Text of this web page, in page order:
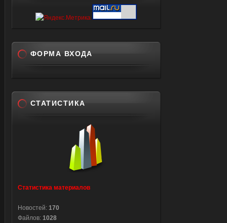
ФОРМА ВХОДА
СТАТИСТИКА
Статистика материалов
Новостей: 170
Файлов: 1028